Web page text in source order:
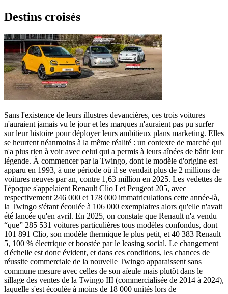
Destins croisés
Sans l'existence de leurs illustres devancières, ces trois voitures
n'auraient jamais vu le jour et les marques n'auraient pas pu surfer
sur leur histoire pour déployer leurs ambitieux plans marketing. Elles
se heurtent néanmoins à la même réalité : un contexte de marché qui
n'a plus rien à voir avec celui qui a permis à leurs aînées de bâtir leur
légende. À commencer par la Twingo, dont le modèle d'origine est
apparu en 1993, à une période où il se vendait plus de 2 millions de
voitures neuves par an, contre 1,63 million en 2025. Les vedettes de
l'époque s'appelaient Renault Clio I et Peugeot 205, avec
respectivement 246 000 et 178 000 immatriculations cette année-là,
la Twingo s'étant écoulée à 106 000 exemplaires alors qu'elle n'avait
été lancée qu'en avril. En 2025, on constate que Renault n'a vendu
“que” 285 531 voitures particulières tous modèles confondus, dont
101 891 Clio, son modèle thermique le plus petit, et 40 383 Renault
5, 100 % électrique et boostée par le leasing social. Le changement
d'échelle est donc évident, et dans ces conditions, les chances de
réussite commerciale de la nouvelle Twingo apparaissent sans
commune mesure avec celles de son aïeule mais plutôt dans le
sillage des ventes de la Twingo III (commercialisée de 2014 à 2024),
laquelle s'est écoulée à moins de 18 000 unités lors de